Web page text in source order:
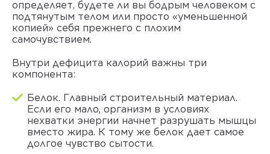
определяет, будете ли вы бодрым человеком с
подтянутым телом или просто «уменьшенной
копией» себя прежнего с плохим
самочувствием.
Внутри дефицита калорий важны три
компонента:
Белок. Главный строительный материал.
Если его мало, организм в условиях
нехватки энергии начнет разрушать мышцы
вместо жира. К тому же белок дает самое
долгое чувство сытости.